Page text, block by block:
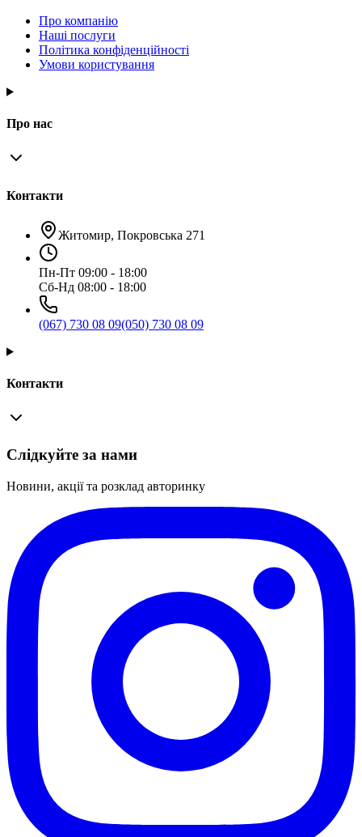
Про компанію
Наші послуги
Політика конфіденційності
Умови користування
Про нас
Контакти
Житомир, Покровська 271
Пн-Пт 09:00 - 18:00
Сб-Нд 08:00 - 18:00
(067) 730 08 09(050) 730 08 09
Контакти
Слідкуйте за нами
Новини, акції та розклад авторинку